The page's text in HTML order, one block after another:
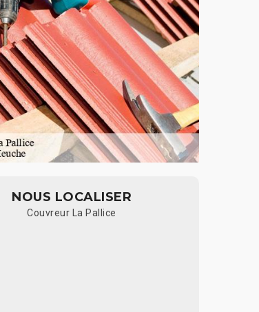
NOUS LOCALISER
Couvreur La Pallice